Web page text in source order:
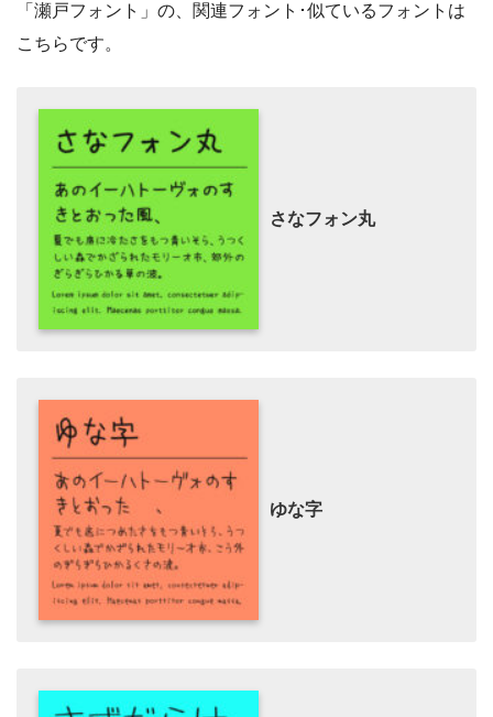
「瀬戸フォント」の、関連フォント･似ているフォントは
こちらです。
さなフォン丸
ゆな字